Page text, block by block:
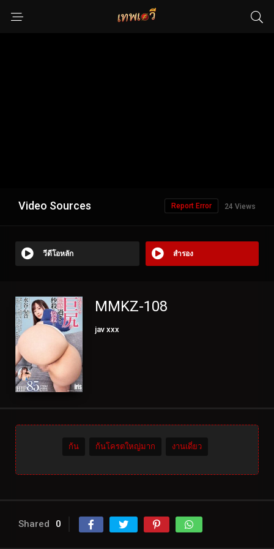
Video Sources 24 Views
Report Error
วีดีโอหลัก สำรอง
MMKZ-108
jav xxx
ก้น ก้นโครตใหญ่มาก งานเดี่ยว
Shared 0